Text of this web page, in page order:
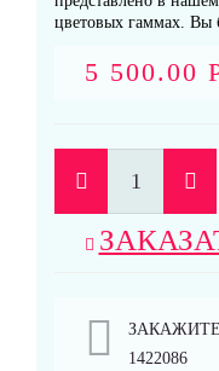
цветовых гаммах. Вы
5 500.00
ЗАКАЖИТЕ
1422086